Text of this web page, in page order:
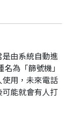
由系統自動進
為「篩號機」
用，未來電話
能就會有人打